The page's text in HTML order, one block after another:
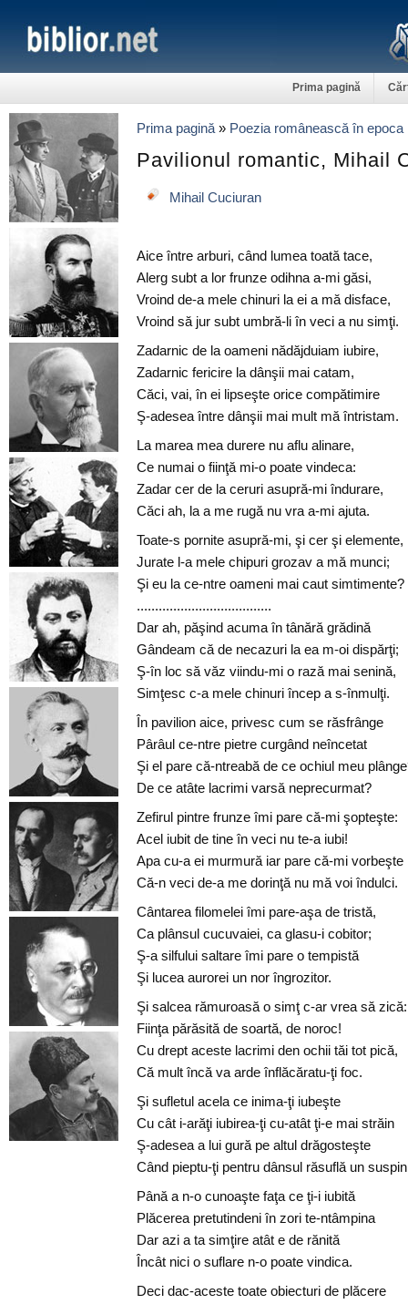
Prima pagină
Prima pagină » Poezia românească în epoca
Pavilionul romantic, Mihail
Mihail Cuciuran
Aice între arburi, când lumea toată tace,
Alerg subt a lor frunze odihna a-mi găsi,
Vroind de-a mele chinuri la ei a mă disface,
Vroind să jur subt umbră-li în veci a nu simţi.
Zadarnic de la oameni nădăjduiam iubire,
Zadarnic fericire la dânşii mai catam,
Căci, vai, în ei lipseşte orice compătimire
Ş-adesea între dânşii mai mult mă întristam.
La marea mea durere nu aflu alinare,
Ce numai o fiinţă mi-o poate vindeca:
Zadar cer de la ceruri asupră-mi îndurare,
Căci ah, la a me rugă nu vra a-mi ajuta.
Toate-s pornite asupră-mi, şi cer şi elemente,
Jurate l-a mele chipuri grozav a mă munci;
Şi eu la ce-ntre oameni mai caut simtimente?
.....................................
Dar ah, păşind acuma în tânără grădină
Gândeam că de necazuri la ea m-oi dispărţi;
Ş-în loc să văz viindu-mi o rază mai senină,
Simţesc c-a mele chinuri încep a s-înmulţi.
În pavilion aice, privesc cum se răsfrânge
Pârâul ce-ntre pietre curgând neîncetat
Şi el pare că-ntreabă de ce ochiul meu
De ce atâte lacrimi varsă neprecurmat?
Zefirul pintre frunze îmi pare că-mi şopteşte:
Acel iubit de tine în veci nu te-a iubi!
Apa cu-a ei murmură iar pare că-mi vorbeşte
Că-n veci de-a me dorinţă nu mă voi îndulci.
Cântarea filomelei îmi pare-aşa de tristă,
Ca plânsul cucuvaiei, ca glasu-i cobitor;
Ş-a silfului saltare îmi pare o tempistă
Şi lucea aurorei un nor îngrozitor.
Şi salcea rămuroasă o simţ c-ar vrea să zică:
Fiinţa părăsită de soartă, de noroc!
Cu drept aceste lacrimi den ochii tăi tot pică,
Că mult încă va arde înflăcăratu-ţi foc.
Şi sufletul acela ce inima-ţi iubeşte
Cu cât i-arăţi iubirea-ţi cu-atât ţi-e mai străin
Ş-adesea a lui gură pe altul drăgosteşte
Când pieptu-ţi pentru dânsul răsuflă un
Până a n-o cunoaşte faţa ce ţi-i iubită
Plăcerea pretutindeni în zori te-ntâmpina
Dar azi a ta simţire atât e de rănită
Încât nici o suflare n-o poate vindica.
Deci dac-aceste toate obiecturi de plăcere